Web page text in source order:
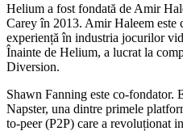
Helium a fost fondată de Amir
Carey în 2013. Amir Haleem
experiență în industria jocurilor
Înainte de Helium, a lucrat la
Diversion.
Shawn Fanning este co-fondator.
Napster, una dintre primele
to-peer (P2P) care a revoluționat